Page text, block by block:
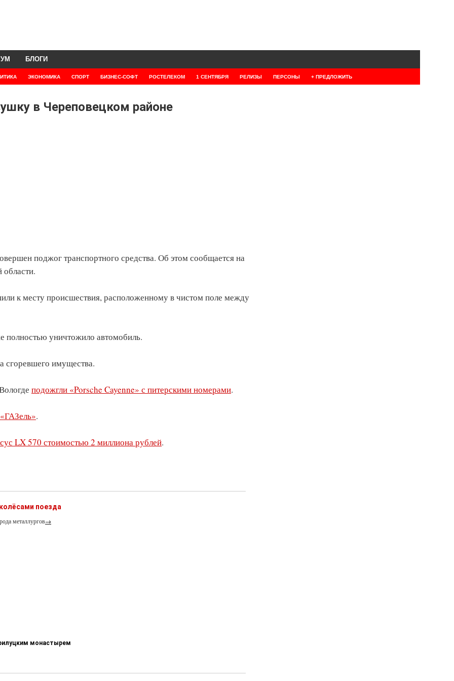
ЭКОНОМИКА СПОРТ БИЗНЕС-СОФТ РОСТЕЛЕКОМ 1 СЕНТЯБРЯ РЕЛИЗЫ ПЕРСОНЫ + ПРЕДЛОЖИТЬ
БЛОГИ
в Череповецком районе
поджог транспортного средства. Об этом сообщается на
к месту происшествия, расположенному в чистом поле между
полностью уничтожило автомобиль.
сгоревшего имущества.
подожгли «Porsche Cayenne» с питерскими номерами.
.
LX 570 стоимостью 2 миллиона рублей.
поезда
металлургов→
монастырем